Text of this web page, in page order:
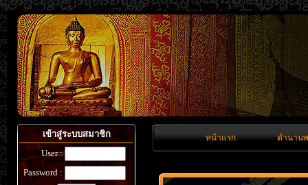
เข้าสู่ระบบสมาชิก
User :
Password :
หน้าแรก ตำนาน